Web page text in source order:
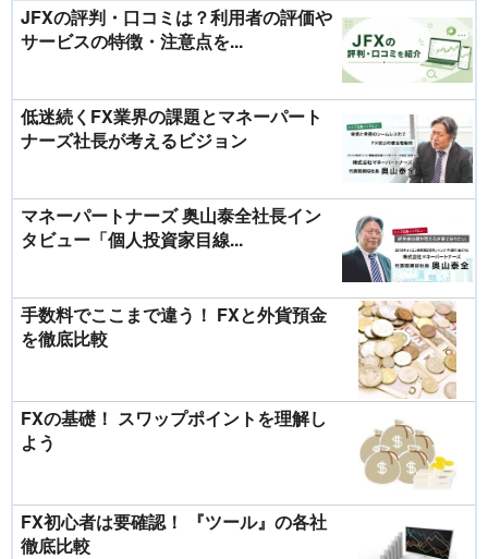
JFXの評判・口コミは？利用者の評価や
サービスの特徴・注意点を...
低迷続くFX業界の課題とマネーパート
ナーズ社長が考えるビジョン
マネーパートナーズ 奥山泰全社長イン
タビュー「個人投資家目線...
手数料でここまで違う！ FXと外貨預金
を徹底比較
FXの基礎！ スワップポイントを理解し
よう
FX初心者は要確認！ 『ツール』の各社
徹底比較